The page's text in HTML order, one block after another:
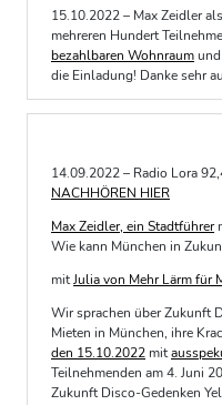
15.10.2022 – Max Zeidler
mehreren Hundert
bezahlbaren Wohnraum
die Einladung! Danke sehr
14.09.2022 – Radio Lora
NACHHÖREN HIER
Max Zeidler, ein Stadtführer
Wie kann München in
mitJulia von Mehr Lärm für
Wir sprachen über Zukunft
Mieten in München, ihre
den 15.10.2022 mit
Teilnehmenden am 4. Juni
Zukunft Disco-Gedenken